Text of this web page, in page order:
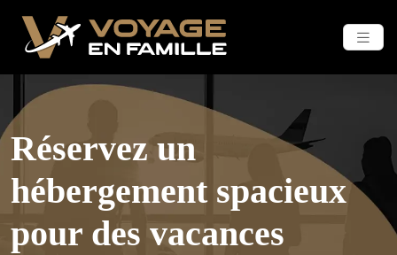
Réservez un
hébergement spacieux
pour des vacances